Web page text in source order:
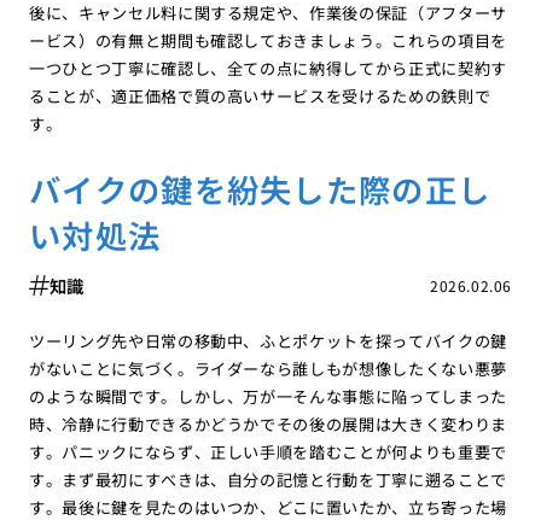
後に、キャンセル料に関する規定や、作業後の保証（アフターサ
ービス）の有無と期間も確認しておきましょう。これらの項目を
一つひとつ丁寧に確認し、全ての点に納得してから正式に契約す
ることが、適正価格で質の高いサービスを受けるための鉄則で
す。
バイクの鍵を紛失した際の正し
い対処法
2026.02.06
知識
ツーリング先や日常の移動中、ふとポケットを探ってバイクの鍵
がないことに気づく。ライダーなら誰しもが想像したくない悪夢
のような瞬間です。しかし、万が一そんな事態に陥ってしまった
時、冷静に行動できるかどうかでその後の展開は大きく変わりま
す。パニックにならず、正しい手順を踏むことが何よりも重要で
す。まず最初にすべきは、自分の記憶と行動を丁寧に遡ることで
す。最後に鍵を見たのはいつか、どこに置いたか、立ち寄った場